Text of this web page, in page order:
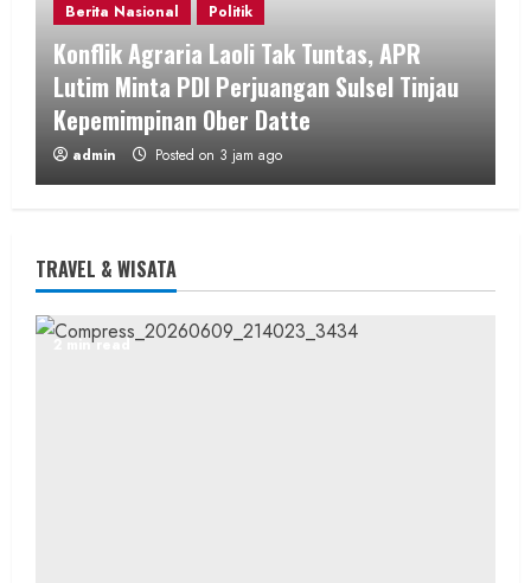
Berita Nasional Politik
Konflik Agraria Laoli Tak Tuntas, APR
Lutim Minta PDI Perjuangan Sulsel Tinjau
Kepemimpinan Ober Datte
admin Posted on 3 jam ago
Berita Jateng
TRAVEL & WISATA
2 min read